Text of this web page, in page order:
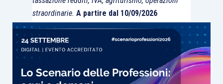
corrispettivo) e fuori campo Ivaarticolo
7-quater,comma 1, lett. b, (per il 62% del
corrispettivo) in caso di tratta
internazionale ma con partenza oppure
in caso di vettore extraUE, dovrà essere
straordinarie. A partire dal 10/09/2026